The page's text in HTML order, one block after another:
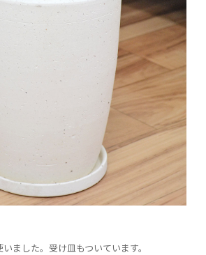
ました。受け皿もついています。